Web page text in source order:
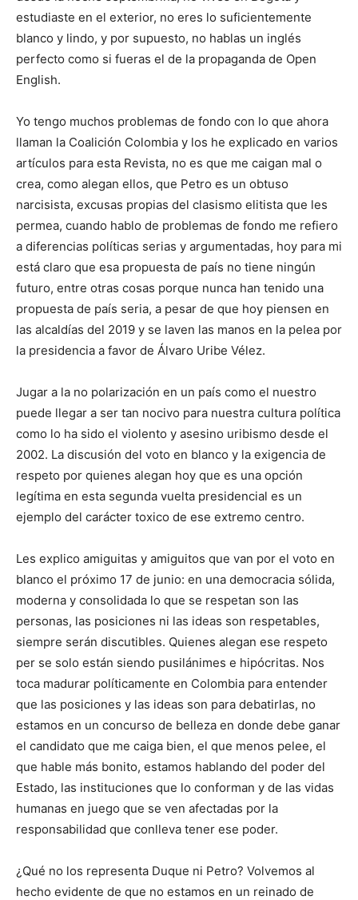
estudiaste en el exterior, no eres lo suficientemente
blanco y lindo, y por supuesto, no hablas un inglés
perfecto como si fueras el de la propaganda de Open
English.
Yo tengo muchos problemas de fondo con lo que ahora
llaman la Coalición Colombia y los he explicado en varios
artículos para esta Revista, no es que me caigan mal o
crea, como alegan ellos, que Petro es un obtuso
narcisista, excusas propias del clasismo elitista que les
permea, cuando hablo de problemas de fondo me refiero
a diferencias políticas serias y argumentadas, hoy para mi
está claro que esa propuesta de país no tiene ningún
futuro, entre otras cosas porque nunca han tenido una
propuesta de país seria, a pesar de que hoy piensen en
las alcaldías del 2019 y se laven las manos en la pelea por
la presidencia a favor de Álvaro Uribe Vélez.
Jugar a la no polarización en un país como el nuestro
puede llegar a ser tan nocivo para nuestra cultura política
como lo ha sido el violento y asesino uribismo desde el
2002. La discusión del voto en blanco y la exigencia de
respeto por quienes alegan hoy que es una opción
legítima en esta segunda vuelta presidencial es un
ejemplo del carácter toxico de ese extremo centro.
Les explico amiguitas y amiguitos que van por el voto en
blanco el próximo 17 de junio: en una democracia sólida,
moderna y consolidada lo que se respetan son las
personas, las posiciones ni las ideas son respetables,
siempre serán discutibles. Quienes alegan ese respeto
per se solo están siendo pusilánimes e hipócritas. Nos
toca madurar políticamente en Colombia para entender
que las posiciones y las ideas son para debatirlas, no
estamos en un concurso de belleza en donde debe ganar
el candidato que me caiga bien, el que menos pelee, el
que hable más bonito, estamos hablando del poder del
Estado, las instituciones que lo conforman y de las vidas
humanas en juego que se ven afectadas por la
responsabilidad que conlleva tener ese poder.
¿Qué no los representa Duque ni Petro? Volvemos al
hecho evidente de que no estamos en un reinado de